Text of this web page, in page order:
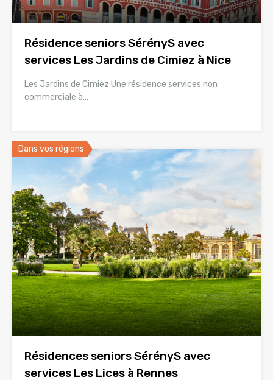
Résidence seniors SérényS avec
services Les Jardins de Cimiez à Nice
Les Jardins de Cimiez Une résidence services non
commerciale à…
Dans vos régions
Résidences seniors SérényS avec
services Les Lices à Rennes